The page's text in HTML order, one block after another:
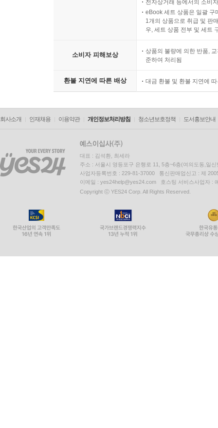
전자상거래 등에서의 소비
eBook 세트 상품은 일괄 구
1개의 상품으로 취급 및 판
우, 세트 상품 전부 및 세트
소비자 피해보상
상품의 불량에 의한 반품,
준하여 처리됨
환불 지연에 따른 배상 대금 환불 및 환불 지연에
회사소개 인재채용 이용약관 개인정보처리방침 청소년보호정책 도서홍보안내
대표 : 김석환, 최세라
주소 : 서울시 영등포구 은행로 11, 5층~6층(여의도동,일신
사업자등록번호 : 229-81-37000 통신판매업신고 : 제
이메일 : yes24help@yes24.com 호스팅 서비스사업자 :
Copyright ⓒ YES24 Corp. All Rights Reserved.